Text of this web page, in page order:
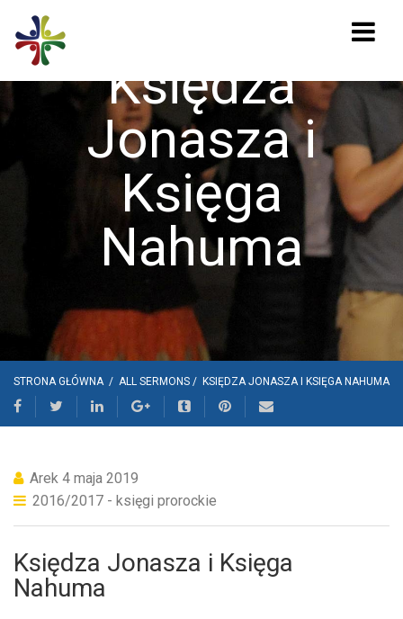
Księdza
Jonasza i
Księga
Nahuma
STRONA GŁÓWNA / ALL SERMONS / KSIĘDZA JONASZA I KSIĘGA NAHUMA
Arek 4 maja 2019
2016/2017 - księgi prorockie
Księdza Jonasza i Księga
Nahuma